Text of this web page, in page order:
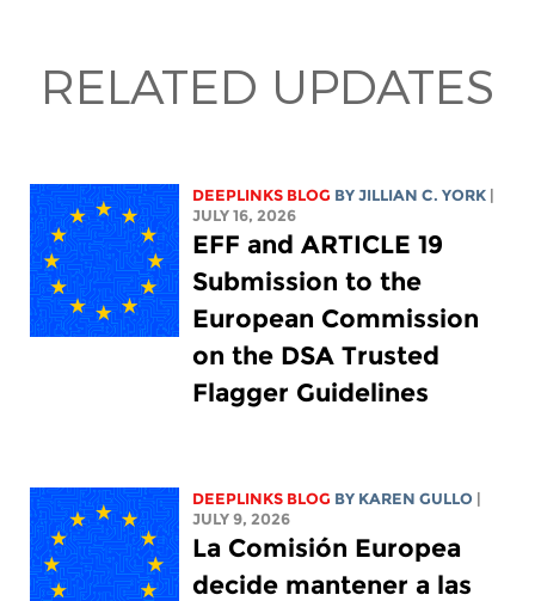
RELATED UPDATES
DEEPLINKS BLOG BYJILLIAN C. YORK
JULY 16, 2026
EFF and ARTICLE 19
Submission to the
European Commission
on the DSA Trusted
Flagger Guidelines
DEEPLINKS BLOG BY KAREN GULLO
JULY 9, 2026
La Comisión Europea
decide mantener a las